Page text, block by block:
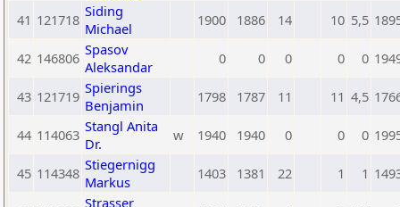
41 121718 Siding
Michael
1900 1886 14 10 5,5
42 146806 Spasov
Aleksandar
0 0 0 0 0
43 121719 Spierings
Benjamin
1798 1787 11 11 4,5
44 114063 Stangl Anita
Dr.
w 1940 1940 0 0 0
45 114348 Stiegernigg
Markus
1403 1381 22 1 1
Strasser